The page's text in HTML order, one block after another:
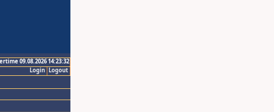
09.08.2026 14:23:32
Logout
Login